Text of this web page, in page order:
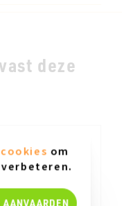
deze
cookies om
AANVAARDEN